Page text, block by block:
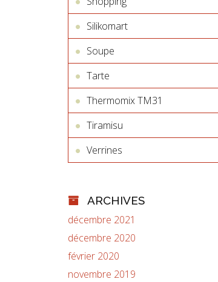
Silikomart
Soupe
Tarte
Thermomix TM31
Tiramisu
Verrines
ARCHIVES
décembre 2021
décembre 2020
février 2020
novembre 2019